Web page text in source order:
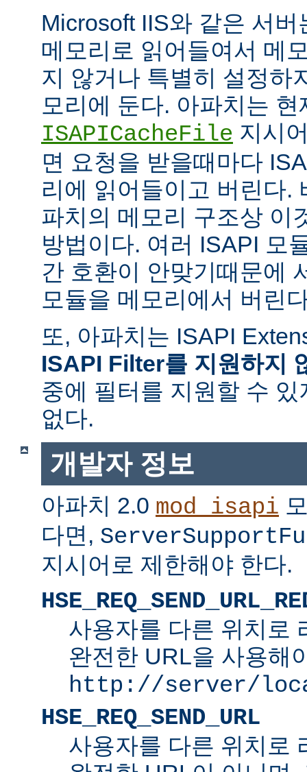
Microsoft IIS와 같은 서
메모리로 읽어들여서 메
지 않거나 특별히 설정하
모리에 둔다. 아파치는 현
ISAPICacheFile 지시
면 요청을 받을때마다
리에 읽어들이고 버린다.
파치의 메모리 구조상 이
방법이다. 여러 ISAPI 모
간 호환이 안맞기때문에
모듈을 메모리에서 버린
또, 아파치는 ISAPI
ISAPI Filter를 지원하지
중에 필터를 지원할 수
없다.
개발자 정보
아파치 2.0 mod_isapi
다면,
지시어로 제한해야 한다.
사용자를 다른 위치로
완전한 URL을 사용해
http://server/
HSE_REQ_SEND_URL
사용자를 다른 위치로